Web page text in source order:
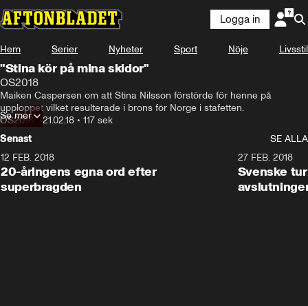
Logga in
Hem Serier Nyheter Sport Nöje Livsstil
"Stina kör på mina skidor"
OS2018
Maiken Caspersen om att Stina Nilsson förstörde för henne på
upploppet vilket resulterade i brons för Norge i stafetten.
OS2018• 21.02.18 • 117 sek
Se mer
Senast
SE ALLA
12 FEB. 2018
20-åringens egna ord efter
superbragden
27 FEB. 2018
Svenske